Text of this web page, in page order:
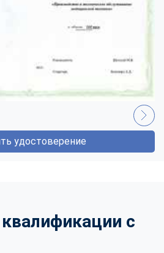
удостоверение
с